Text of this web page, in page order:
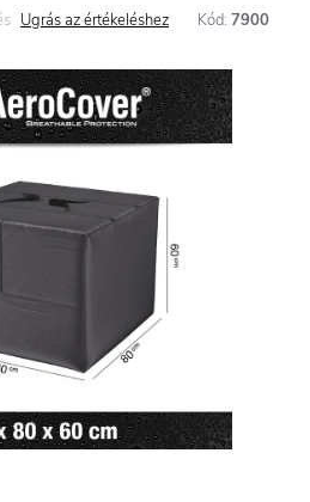
Ugrás az értékeléshez Kód: 7900